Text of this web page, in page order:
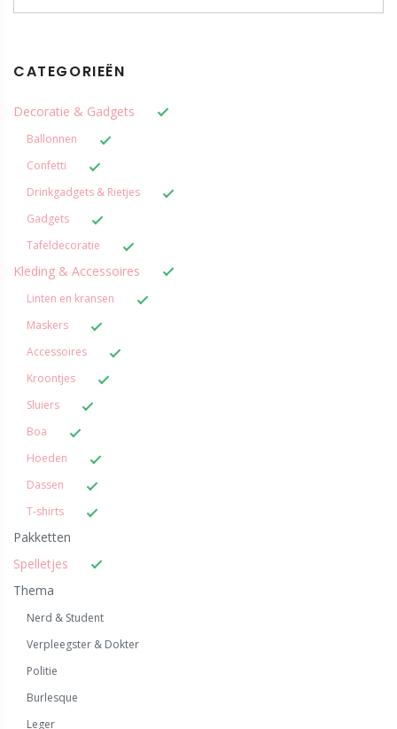
CATEGORIEËN
Decoratie & Gadgets
Ballonnen
Confetti
Drinkgadgets & Rietjes
Gadgets
Tafeldecoratie
Kleding & Accessoires
Linten en kransen
Maskers
Accessoires
Kroontjes
Sluiers
Boa
Hoeden
Dassen
T-shirts
Pakketten
Spelletjes
Thema
Nerd & Student
Verpleegster & Dokter
Politie
Burlesque
Leger